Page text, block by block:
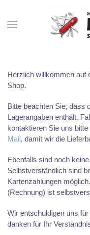
Herzlich willkommen auf
Shop.
Bitte beachten Sie, dass
Lagerangaben enthält.
kontaktieren Sie uns
Mail, damit wir die
Ebenfalls sind noch
Selbstverständlich sind
Kartenzahlungen
(Rechnung) ist
Wir entschuldigen uns
danken für Ihr